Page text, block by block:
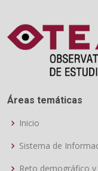
Áreas temáticas
Inicio
Sistema de
Reto demográfico y